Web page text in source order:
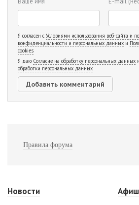
Я согласен с Условиями использования веб-сайта и
конфиденциальности и персональных данных и
cookies
Я даю Согласие на обработку персональных данных
обработки персональных данных
Правила форума
Новости